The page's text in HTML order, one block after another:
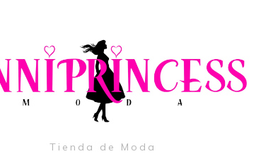
Tienda de Moda